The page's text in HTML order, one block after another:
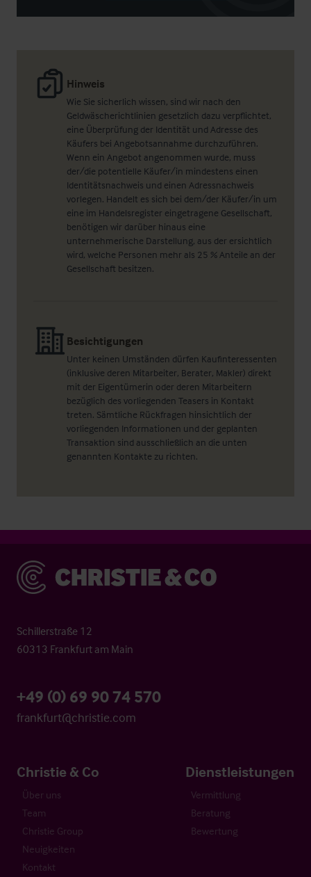
Hinweis
Wie Sie sicherlich wissen, sind wir nach den
Geldwäscherichtlinien gesetzlich dazu verpflichtet,
eine Überprüfung der Identität und Adresse des
Käufers bei Angebotsannahme durchzuführen.
Wenn ein Angebot angenommen wurde, muss
der/die potentielle Käufer/in mindestens einen
Identitätsnachweis und einen Adressnachweis
vorlegen. Handelt es sich bei dem/der Käufer/in um
eine im Handelsregister eingetragene Gesellschaft,
benötigen wir darüber hinaus eine
unternehmerische Darstellung, aus der ersichtlich
wird, welche Personen mehr als 25 % Anteile an der
Gesellschaft besitzen.
Besichtigungen
Unter keinen Umständen dürfen Kaufinteressenten
(inklusive deren Mitarbeiter, Berater, Makler) direkt
mit der Eigentümerin oder deren Mitarbeitern
bezüglich des vorliegenden Teasers in Kontakt
treten. Sämtliche Rückfragen hinsichtlich der
vorliegenden Informationen und der geplanten
Transaktion sind ausschließlich an die unten
genannten Kontakte zu richten.
Christie & Co
Schillerstraße 12
60313 Frankfurt am Main
+49 (0) 69 90 74 570
frankfurt@christie.com
Christie & Co
Über uns
Team
Christie Group
Neuigkeiten
Kontakt
Dienstleistungen
Vermittlung
Beratung
Bewertung